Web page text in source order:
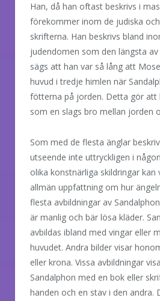
Han, då han oftast beskrivs i
förekommer inom de judiska
skrifterna. Han beskrivs bland
judendomen som den längsta
sägs att han var så lång att
huvud i tredje himlen när
fötterna på jorden. Detta gör att
som en slags bro mellan jorden
Som med de flesta änglar
utseende inte uttryckligen i
olika konstnärliga skildringar kan
allmän uppfattning om hur
flesta avbildningar av
är manlig och bär lösa kläder.
avbildas ibland med vingar eller
huvudet. Andra bilder visar
eller krona. Vissa avbildningar
Sandalphon med en bok eller
handen och en stav i den andra.